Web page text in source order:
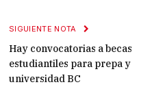
SIGUIENTE NOTA
Hay convocatorias a becas
estudiantiles para prepa y
universidad BC